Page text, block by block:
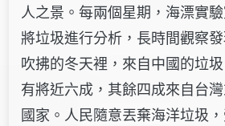
人之景。每兩個星期，海漂實
將垃圾進行分析，長時間觀察
吹拂的冬天裡，來自中國的垃
有將近六成，其餘四成來自台
國家。人民隨意丟棄海洋垃圾